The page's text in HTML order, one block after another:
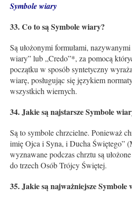
Symbole wiary
33. Co to są Symbole wiary?
Są ułożonymi formułami,
wiary” lub „Credo”*, za pomocą
początku w sposób syntetyczny
wiarę, posługując się językiem
wszystkich wiernych.
34. Jakie są najstarsze Symbole
Są to symbole chrzcielne. Ponieważ
imię Ojca i Syna, i Ducha Świętego”
wyznawane podczas chrztu są
do trzech Osób Trójcy Świętej.
35. Jakie są najważniejsze Symbole